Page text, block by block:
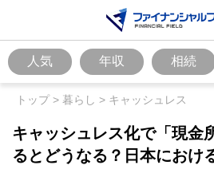
人気 年収 相続
トップ> 暮らし > キャッシュレス
キャッシュレス化で「現金
るとどうなる？日本におけ